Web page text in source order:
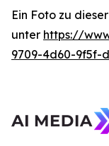
Ein Foto zu
unter https://
9709-4d60-9f5f-